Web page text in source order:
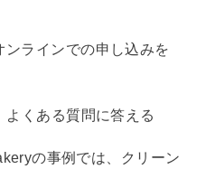
ラインでの申し込みを
よくある質問に答える
の事例では、クリーン